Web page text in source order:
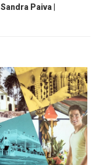
Sandra Paiva